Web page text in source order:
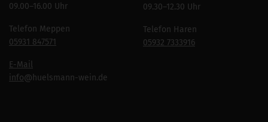
09.00–16.00 Uhr
Telefon Meppen
05931 847571
E-Mail
info@huelsmann-wein.de
09.30–12.30 Uhr
Telefon Haren
05932 7333916